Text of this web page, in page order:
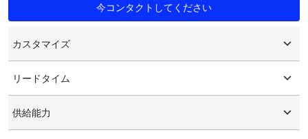
今コンタクトしてください
カスタマイズ
カスタマイズされたパッケージング
リードタイム
供給能力